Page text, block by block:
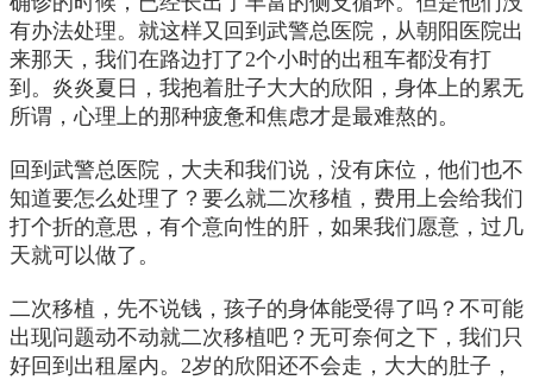
有办法处理。就这样又回到武警总医院，从朝阳医院出
来那天，我们在路边打了2个小时的出租车都没有打
到。炎炎夏日，我抱着肚子大大的欣阳，身体上的累无
所谓，心理上的那种疲惫和焦虑才是最难熬的。
回到武警总医院，大夫和我们说，没有床位，他们也不
知道要怎么处理了？要么就二次移植，费用上会给我们
打个折的意思，有个意向性的肝，如果我们愿意，过几
天就可以做了。
二次移植，先不说钱，孩子的身体能受得了吗？不可能
出现问题动不动就二次移植吧？无可奈何之下，我们只
好回到出租屋内。2岁的欣阳还不会走，大大的肚子，